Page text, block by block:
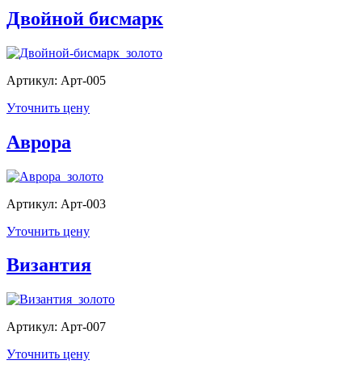
Двойной бисмарк
Артикул: Арт-005
Уточнить цену
Аврора
Артикул: Арт-003
Уточнить цену
Византия
Артикул: Арт-007
Уточнить цену